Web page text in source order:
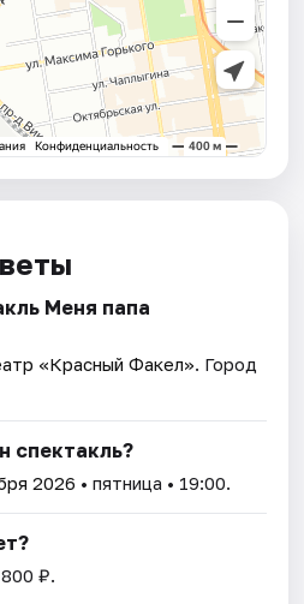
Меня папа
«Красный Факел». Город
спектакль?
2026 • пятница • 19:00.
₽.